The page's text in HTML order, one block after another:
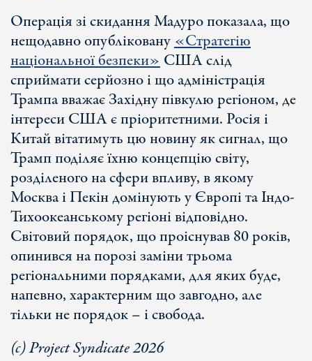
Операція зі скидання Мадуро показала, що
нещодавно опубліковану«Стратегію
національної безпеки»США слід
сприймати серйозно і що адміністрація
Трампа вважає Західну півкулю регіоном, де
інтереси США є пріоритетними. Росія і
Китай вітатимуть цю новину як сигнал, що
Трамп поділяє їхню концепцію світу,
розділеного на сфери впливу, в якому
Москва і Пекін домінують у Європі та Індо-
Тихоокеанському регіоні відповідно.
Світовий порядок, що проіснував 80 років,
опинився на порозі заміни трьома
регіональними порядками, для яких буде,
напевно, характерним що завгодно, але
тільки не порядок – і свобода.
(c) Project Syndicate 2026